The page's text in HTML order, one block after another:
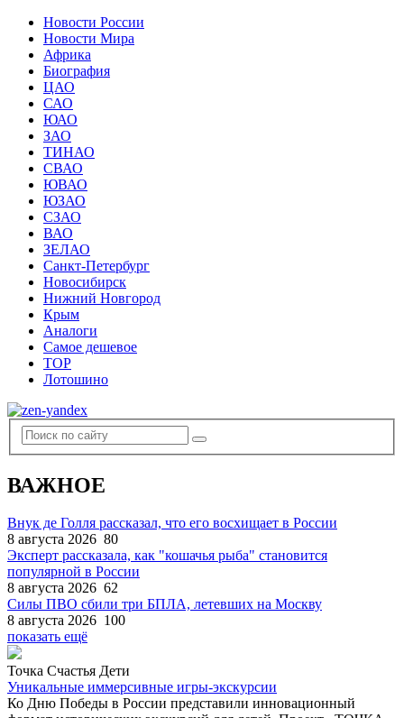
Новости России
Новости Мира
Африка
Биография
ЦАО
САО
ЮАО
ЗАО
ТИНАО
СВАО
ЮВАО
ЮЗАО
СЗАО
ВАО
ЗЕЛАО
Санкт-Петербург
Новосибирск
Нижний Новгород
Крым
Аналоги
Самое дешевое
TOP
Лотошино
ВАЖНОЕ
Внук де Голля рассказал, что его восхищает в России
8 августа 2026 80
Эксперт рассказала, как "кошачья рыба" становится
популярной в России
8 августа 2026 62
Силы ПВО сбили три БПЛА, летевших на Москву
8 августа 2026 100
показать ещё
Точка Счастья Дети
Уникальные иммерсивные игры-экскурсии
Ко Дню Победы в России представили инновационный